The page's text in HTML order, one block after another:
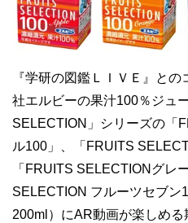
『学研の図鑑ＬＩＶＥ』と
社エルビーの果汁100％ジュ
SELECTION」シリーズの「
ル100」、「FRUITS
「FRUITS SELECTIONグレ
SELECTION フルーツセブン
200ml）にAR動画が楽しめる